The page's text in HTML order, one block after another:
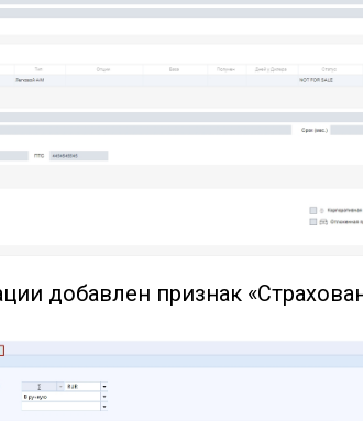
добавлен признак